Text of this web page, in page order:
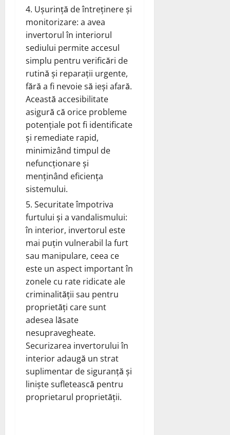
Ușurință de întreținere și
monitorizare: a avea
invertorul în interiorul
sediului permite accesul
simplu pentru verificări de
rutină și reparații urgente,
fără a fi nevoie să ieși afară.
Această accesibilitate
asigură că orice probleme
potențiale pot fi identificate
și remediate rapid,
minimizând timpul de
nefuncționare și
menținând eficiența
sistemului.
Securitate împotriva
furtului și a vandalismului:
în interior, invertorul este
mai puțin vulnerabil la furt
sau manipulare, ceea ce
este un aspect important în
zonele cu rate ridicate ale
criminalității sau pentru
proprietăți care sunt
adesea lăsate
nesupravegheate.
Securizarea invertorului în
interior adaugă un strat
suplimentar de siguranță și
liniște sufletească pentru
proprietarul proprietății.